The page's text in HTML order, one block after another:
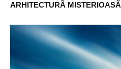
ARHITECTURÃ MISTERIOASÃ